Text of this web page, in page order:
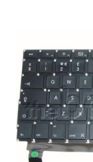
MI CUENTA
NOSOTROS
SERVICIOS